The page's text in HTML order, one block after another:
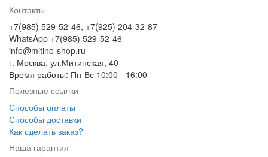
Контакты
+7(985) 529-52-46, +7(925) 204-32-87
WhatsApp +7(985) 529-52-46
info@mitino-shop.ru
г. Москва, ул.Митинская, 40
Время работы: Пн-Вс 10:00 - 16:00
Полезные ссылки
Способы оплаты
Способы доставки
Как сделать заказ?
Наша гарантия